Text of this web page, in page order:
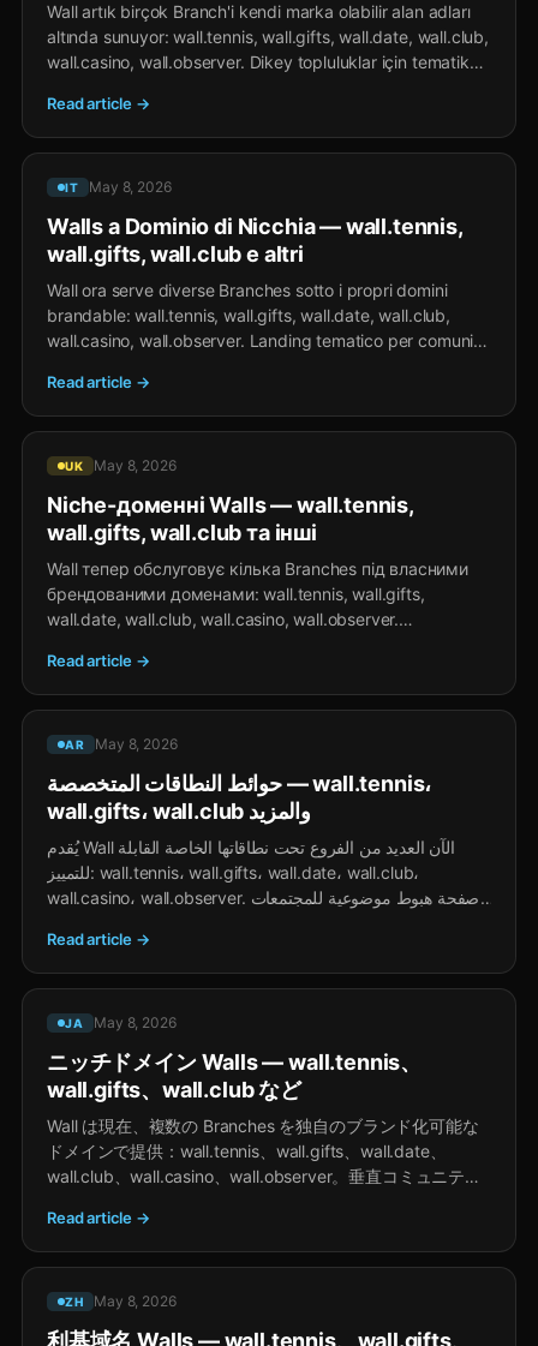
Wall artık birçok Branch'i kendi marka olabilir alan adları
altında sunuyor: wall.tennis, wall.gifts, wall.date, wall.club,
wall.casino, wall.observer. Dikey topluluklar için tematik
Read article →
IT May 8, 2026
Walls a Dominio di Nicchia — wall.tennis,
wall.gifts, wall.club e altri
Wall ora serve diverse Branches sotto i propri domini
brandable: wall.tennis, wall.gifts, wall.date, wall.club,
wall.casino, wall.observer. Landing tematico per comunità
Read article →
UK May 8, 2026
Niche-доменні Walls — wall.tennis,
wall.gifts, wall.club та інші
Wall тепер обслуговує кілька Branches під власними
брендованими доменами: wall.tennis, wall.gifts,
wall.date, wall.club, wall.casino, wall.observer.
самий Wall feed усередині.
Read article →
AR May 8, 2026
حوائط النطاقات المتخصصة — wall.tennis،
wall.gifts، wall.club والمزيد
يُقدم Wall الآن العديد من الفروع تحت نطاقاتها الخاصة القابلة
للتمييز: wall.tennis، wall.gifts، wall.date، wall.club،
wall.casino، wall.observer. صفحة هبوط موضوعية للمجتمعات
Read article →
JA May 8, 2026
ニッチドメイン Walls — wall.tennis、
wall.gifts、wall.club など
Wall は現在、複数の Branches を独自のブランド化可能な
ドメインで提供：wall.tennis、wall.gifts、wall.date、
wall.club、wall.casino、wall.observer。垂直コミュニティ
の下にあります。
Read article →
ZH May 8, 2026
利基域名 Walls — wall.tennis、wall.gifts、